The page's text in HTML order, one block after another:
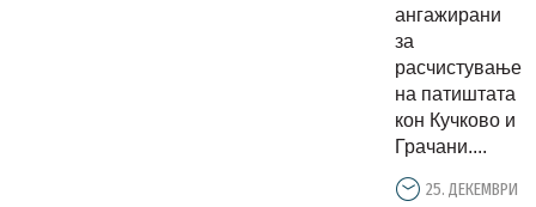
ангажирани
за
расчистување
на патиштата
кон Кучково и
Грачани....
25. ДЕКЕМВРИ